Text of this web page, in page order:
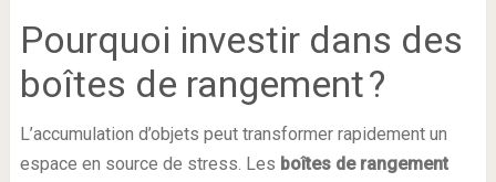
Pourquoi investir dans des
boîtes de rangement ?
L’accumulation d’objets peut transformer rapidement un
espace en source de stress. Les boîtes de rangement